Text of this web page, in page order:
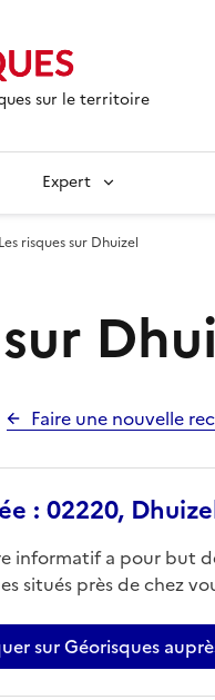
sur le territoire
Expert
Les risques sur Dhuizel
Faire une nouvelle
: 02220,
informatif a pour but
situés près de chez
sur Géorisques